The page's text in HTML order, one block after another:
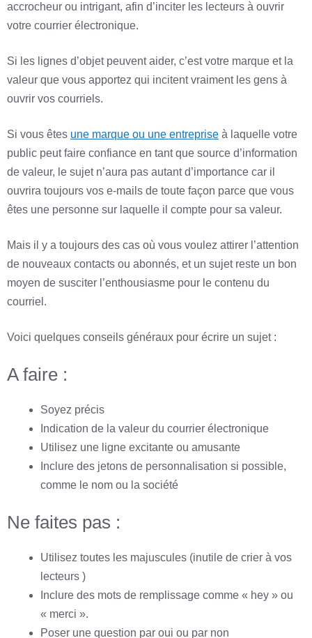
accrocheur ou intrigant, afin d’inciter les lecteurs à ouvrir
votre courrier électronique.
Si les lignes d’objet peuvent aider, c’est votre marque et la
valeur que vous apportez qui incitent vraiment les gens à
ouvrir vos courriels.
Si vous êtes une marque ou une entreprise à laquelle votre
public peut faire confiance en tant que source d’information
de valeur, le sujet n’aura pas autant d’importance car il
ouvrira toujours vos e-mails de toute façon parce que vous
êtes une personne sur laquelle il compte pour sa valeur.
Mais il y a toujours des cas où vous voulez attirer l’attention
de nouveaux contacts ou abonnés, et un sujet reste un bon
moyen de susciter l’enthousiasme pour le contenu du
courriel.
Voici quelques conseils généraux pour écrire un sujet :
A faire :
Soyez précis
Indication de la valeur du courrier électronique
Utilisez une ligne excitante ou amusante
Inclure des jetons de personnalisation si possible,
comme le nom ou la société
Ne faites pas :
Utilisez toutes les majuscules (inutile de crier à vos
lecteurs )
Inclure des mots de remplissage comme « hey » ou
« merci ».
Poser une question par oui ou par non